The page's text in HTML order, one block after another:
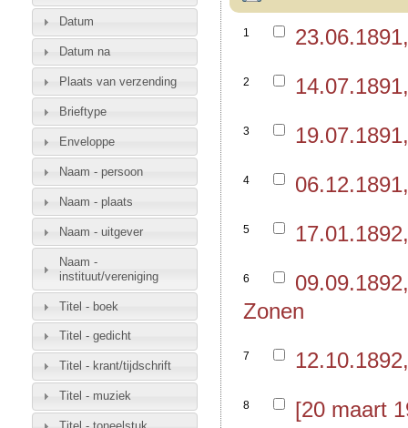
1
2
3
4
5
6
Zonen
7
8
[20 maart
Datum
Datum na
Plaats van verzending
Brieftype
Enveloppe
Naam - persoon
Naam - plaats
Naam - uitgever
Naam -
instituut/vereniging
Titel - boek
Titel - gedicht
Titel - krant/tijdschrift
Titel - muziek